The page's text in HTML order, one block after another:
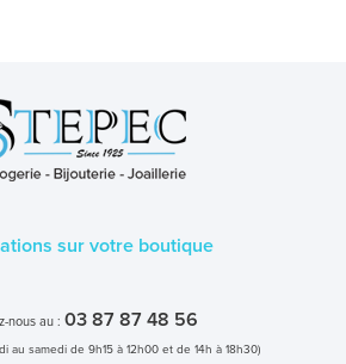
sur votre boutique
nous au : 03 87 87 48 56
au samedi de 9h15 à 12h00 et de 14h à 18h30)